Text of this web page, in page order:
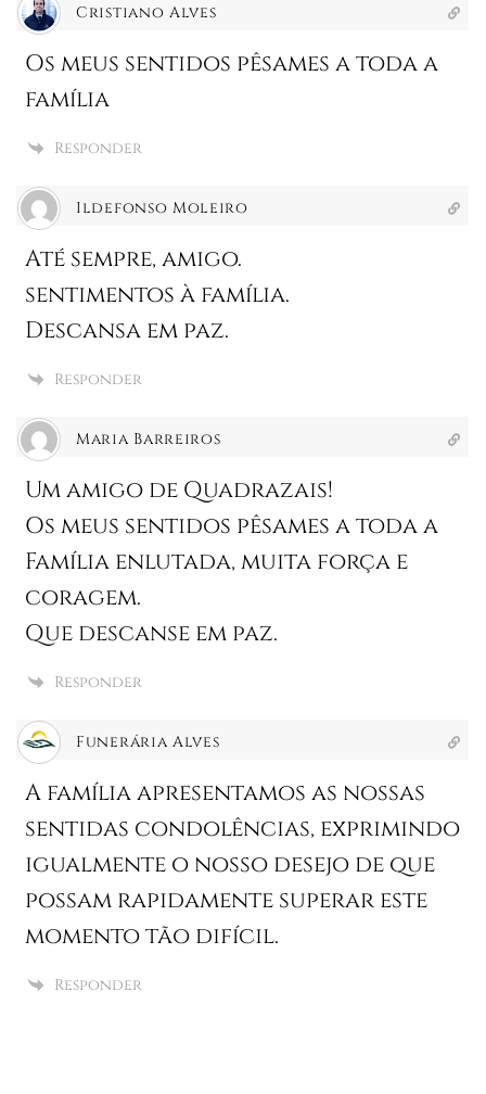
Cristiano Alves
Os meus sentidos pêsames a toda a
família
Responder
Ildefonso Moleiro
Até sempre, amigo.
sentimentos à família.
Descansa em paz.
Responder
Maria Barreiros
Um amigo de Quadrazais!
Os meus sentidos pêsames a toda a
Família enlutada, muita força e
coragem.
Que descanse em paz.
Responder
Funerária Alves
A família apresentamos as nossas
sentidas condolências, exprimindo
igualmente o nosso desejo de que
possam rapidamente superar este
momento tão difícil.
Responder